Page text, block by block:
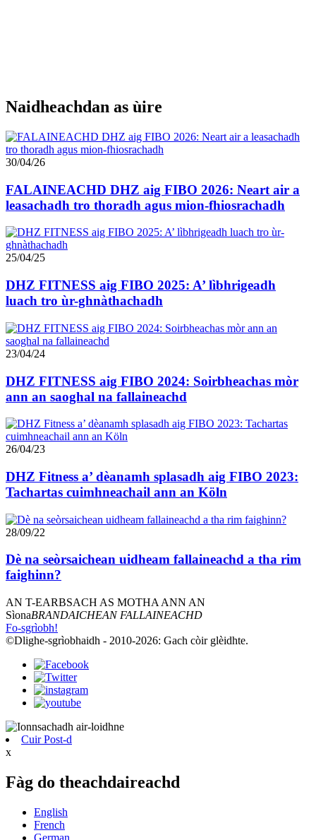
Naidheachdan as ùire
30/04/26
FALAINEACHD DHZ aig FIBO 2026: Neart air a
leasachadh tro thoradh agus mion-fhiosrachadh
25/04/25
DHZ FITNESS aig FIBO 2025: A’ lìbhrigeadh
luach tro ùr-ghnàthachadh
23/04/24
DHZ FITNESS aig FIBO 2024: Soirbheachas mòr
ann an saoghal na fallaineachd
26/04/23
DHZ Fitness a’ dèanamh splasadh aig FIBO 2023:
Tachartas cuimhneachail ann an Köln
28/09/22
Dè na seòrsaichean uidheam fallaineachd a tha rim
faighinn?
AN T-EARBSACH AS MOTHA ANN AN
SìonaBRANDAICHEAN FALLAINEACHD
Fo-sgrìobh!
©Dlighe-sgrìobhaidh - 2010-2026: Gach còir glèidhte.
Cuir Post-d
x
Fàg do theachdaireachd
English
French
German